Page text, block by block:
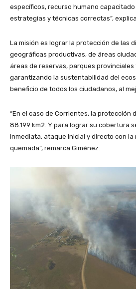
específicos, recurso humano
estrategias y técnicas correctas”,
La misión es lograr la protección de las
geográficas productivas, de áreas
áreas de reservas, parques provinciales
garantizando la sustentabilidad del
beneficio de todos los ciudadanos, al
“En el caso de Corrientes, la protección
88.199 km2. Y para lograr su cobertura
inmediata, ataque inicial y directo con la
quemada”, remarca Giménez.